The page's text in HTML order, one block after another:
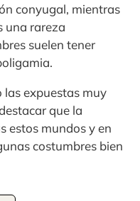
conyugal, mientras
una rareza
suelen tener
las expuestas muy
que la
estos mundos y en
costumbres bien